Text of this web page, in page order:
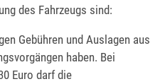
des Fahrzeugs sind:
Gebühren und Auslagen aus
haben. Bei
Euro darf die